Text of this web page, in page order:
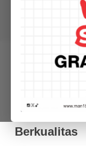
Emas yang
Berkualitas